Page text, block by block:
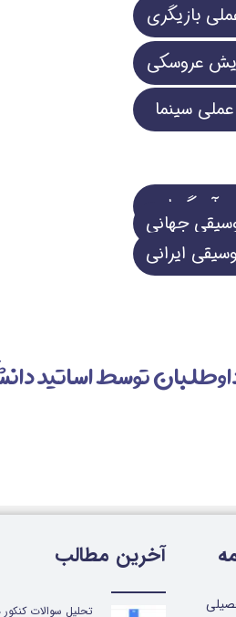
بازیگری
عروسکی
سینما
آهنگسازی
جهانی
ایرانی
12 دارد و عملکرد داوطلبان
آخرین مطالب
تحلیل سوالات کنکور